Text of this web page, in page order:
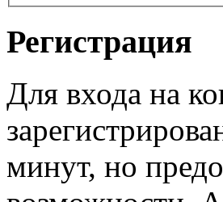
Регистрация
Для входа на
минут, но